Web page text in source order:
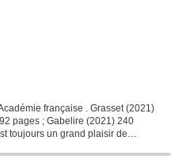
française . Grasset (2021)
pages ; Gabelire (2021) 240
toujours un grand plaisir de